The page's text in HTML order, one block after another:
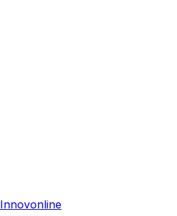
Innovonline